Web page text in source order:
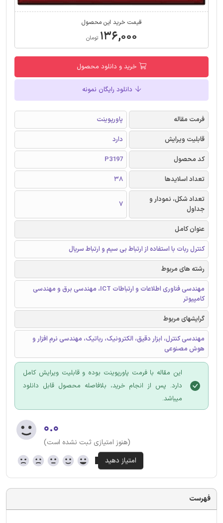
قیمت خرید این محصول
۱۳۶,۰۰۰ تومان
خرید و دانلود محصول
دانلود رایگان نمونه
فرمت مقاله
پاورپوینت
قابلیت ویرایش
دارد
کد محصول
P3197
تعداد اسلایدها
38
تعداد شکل، نمودار و
جداول
7
عنوان کامل
کنترل ربات با استفاده از ارتباط بی سیم و ارتباط سریال
رشته های مربوط
مهندسی فناوری اطلاعات و ارتباطات ICT، مهندسی برق و مهندسی
کامپیوتر
گرایشهای مربوط
مهندسی کنترل، ابزار دقیق، الکترونیک، رباتیک، مهندسی نرم افزار و
هوش مصنوعی
این مقاله با فرمت پاورپوینت بوده و قابلیت ویرایش کامل
دارد. پس از انجام خرید، بلافاصله محصول قابل دانلود
میباشد.
۰.۰
(هنوز امتیازی ثبت نشده است)
فهرست